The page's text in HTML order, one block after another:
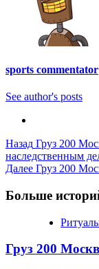
sports commentator
See author's posts
Post
Navigation
Назад Груз 200
наследственным
Далее Груз 200
Больше
Груз 200